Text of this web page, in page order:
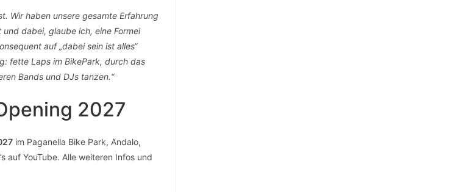
Wir haben unsere gesamte Erfahrung
dabei, glaube ich, eine Formel
auf „dabei sein ist alles“
fette Laps im BikePark, durch das
Bands und DJs tanzen.“
2027
im Paganella Bike Park, Andalo,
auf YouTube. Alle weiteren Infos und